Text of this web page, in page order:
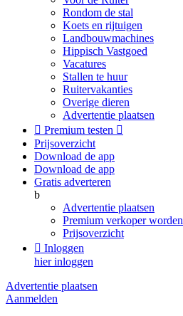
Rondom de stal
Koets en rijtuigen
Landbouwmachines
Hippisch Vastgoed
Vacatures
Stallen te huur
Ruitervakanties
Overige dieren
Advertentie plaatsen
 Premium testen 
Prijsoverzicht
Download de app
Download de app
Gratis adverteren
b
Advertentie plaatsen
Premium verkoper worden
Prijsoverzicht
 Inloggen
hier inloggen
Advertentie plaatsen
Aanmelden